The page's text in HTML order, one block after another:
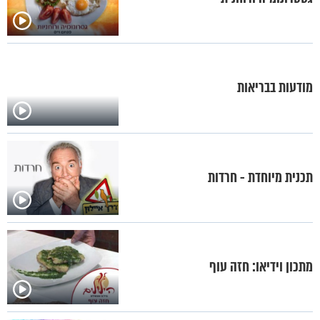
מודעות בבריאות
תכנית מיוחדת - חרדות
מתכון וידיאו: חזה עוף